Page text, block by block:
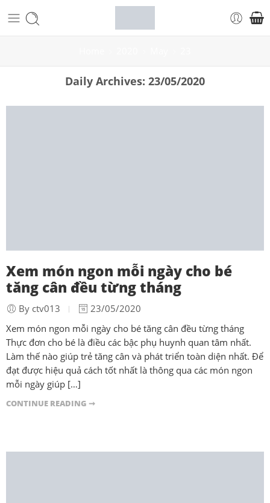
Daily Archives: 23/05/2020
Xem món ngon mỗi ngày cho bé
tăng cân đều từng tháng
By ctv013
23/05/2020
Xem món ngon mỗi ngày cho bé tăng cân đều từng tháng
Thực đơn cho bé là điều các bậc phụ huynh quan tâm nhất.
Làm thế nào giúp trẻ tăng cân và phát triển toàn diện nhất. Để
đạt được hiệu quả cách tốt nhất là thông qua các món ngon
mỗi ngày giúp […]
CONTINUE READING ➞